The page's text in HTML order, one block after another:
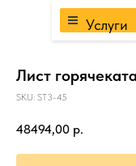
Услуги
Лист
SKU: ST3-45
48494,00 р.